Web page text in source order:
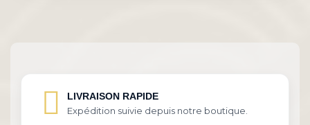
LIVRAISON RAPIDE
Expédition suivie depuis notre boutique.